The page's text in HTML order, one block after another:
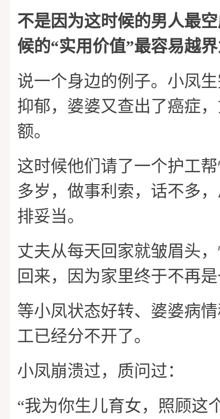
不是因为这时候的男人最
候的“实用价值”最容易越
说一个身边的例子。小凤
抑郁，婆婆又查出了癌症
额。
这时候他们请了一个护工
多岁，做事利索，话不多
排妥当。
丈夫从每天回家就皱眉头
回来，因为家里终于不再
等小凤状态好转、婆婆病
工已经分不开了。
小凤崩溃过，质问过：
“我为你生儿育女，照顾这